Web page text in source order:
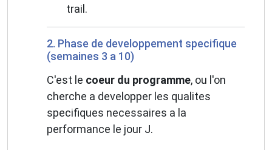
trail.
2. Phase de developpement specifique
(semaines 3 a 10)
C'est le coeur du programme, ou l'on
cherche a developper les qualites
specifiques necessaires a la
performance le jour J.